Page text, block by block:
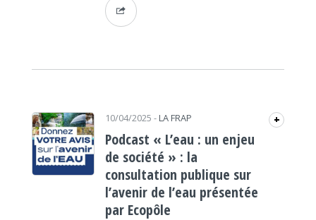
10/04/2025- LA FRAP +
Podcast « L’eau : un enjeu
de société » : la
consultation publique sur
l’avenir de l’eau présentée
par Ecopôle